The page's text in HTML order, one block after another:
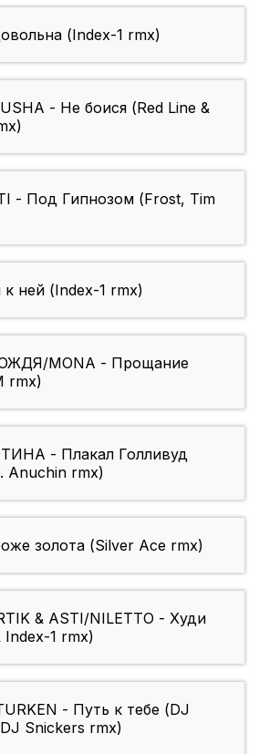
(Index-1 rmx)
- Не боися (Red Line &
- Под Гипнозом (Frost, Tim
ней (Index-1 rmx)
MONA - Прощание
rmx)
- Плакал Голливуд
Anuchin rmx)
золота (Silver Ace rmx)
& ASTI/NILETTO - Худи
Index-1 rmx)
- Путь к тебе (DJ
Snickers rmx)